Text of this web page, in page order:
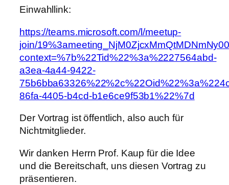
Einwahllink:
https://teams.microsoft.com/l/meetup-
join/
context=%7b%22Tid%22%3a%2227564abd-
a3ea-4a44-9422-
86fa-4405-b4cd-b1e6ce9f53b1%22%7d
Der Vortrag ist öffentlich, also auch für
Nichtmitglieder.
Wir danken Herrn Prof. Kaup für die Idee
und die Bereitschaft, uns diesen Vortrag zu
präsentieren.